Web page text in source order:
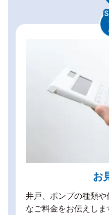
お
井戸、ポンプの種類
なご料金をお伝えしま